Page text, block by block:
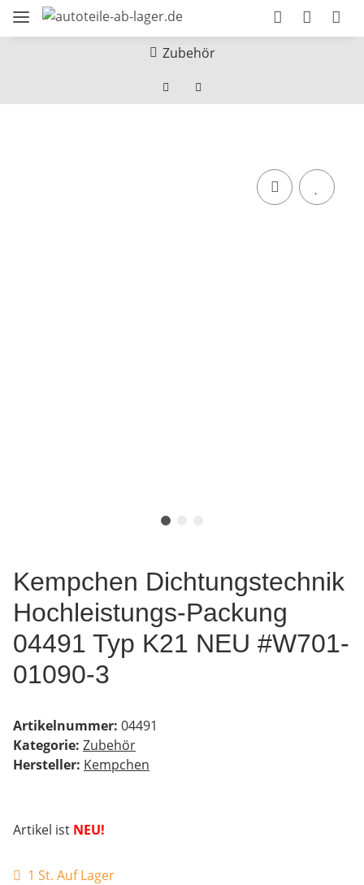
Zubehör
Kempchen Dichtungstechnik
Hochleistungs-Packung
04491 Typ K21 NEU #W701-
01090-3
Artikelnummer: 04491
Kategorie: Zubehör
Hersteller: Kempchen
Artikel ist NEU!
1 St. Auf Lager